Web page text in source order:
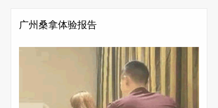
广州桑拿体验报告